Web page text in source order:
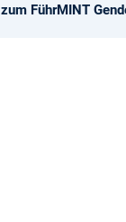
FührMINT